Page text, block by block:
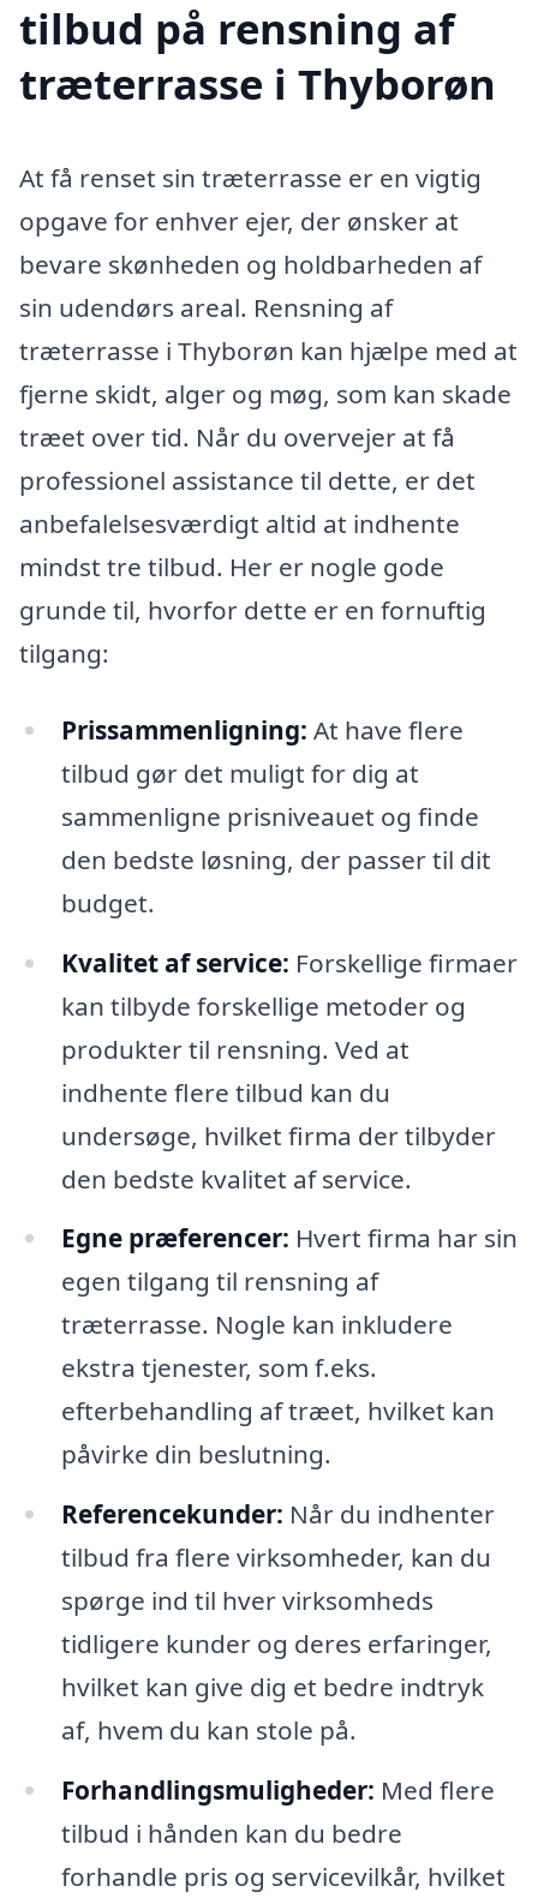
tilbud på rensning af
træterrasse i Thyborøn
At få renset sin træterrasse er en vigtig
opgave for enhver ejer, der ønsker at
bevare skønheden og holdbarheden af
sin udendørs areal. Rensning af
træterrasse i Thyborøn kan hjælpe med at
fjerne skidt, alger og møg, som kan skade
træet over tid. Når du overvejer at få
professionel assistance til dette, er det
anbefalelsesværdigt altid at indhente
mindst tre tilbud. Her er nogle gode
grunde til, hvorfor dette er en fornuftig
tilgang:
Prissammenligning: At have flere
tilbud gør det muligt for dig at
sammenligne prisniveauet og finde
den bedste løsning, der passer til dit
budget.
Kvalitet af service: Forskellige firmaer
kan tilbyde forskellige metoder og
produkter til rensning. Ved at
indhente flere tilbud kan du
undersøge, hvilket firma der tilbyder
den bedste kvalitet af service.
Egne præferencer: Hvert firma har sin
egen tilgang til rensning af
træterrasse. Nogle kan inkludere
ekstra tjenester, som f.eks.
efterbehandling af træet, hvilket kan
påvirke din beslutning.
Referencekunder: Når du indhenter
tilbud fra flere virksomheder, kan du
spørge ind til hver virksomheds
tidligere kunder og deres erfaringer,
hvilket kan give dig et bedre indtryk
af, hvem du kan stole på.
Forhandlingsmuligheder: Med flere
tilbud i hånden kan du bedre
forhandle pris og servicevilkår, hvilket